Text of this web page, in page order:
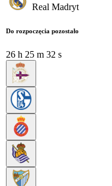
Real Madryt
Do rozpoczęcia pozostało
26 h 25 m 31 s